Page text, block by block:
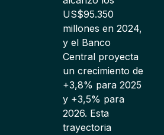
US$95.350
millones en 2024,
y el Banco
Central proyecta
un crecimiento de
+3,8% para 2025
y +3,5% para
2026. Esta
trayectoria